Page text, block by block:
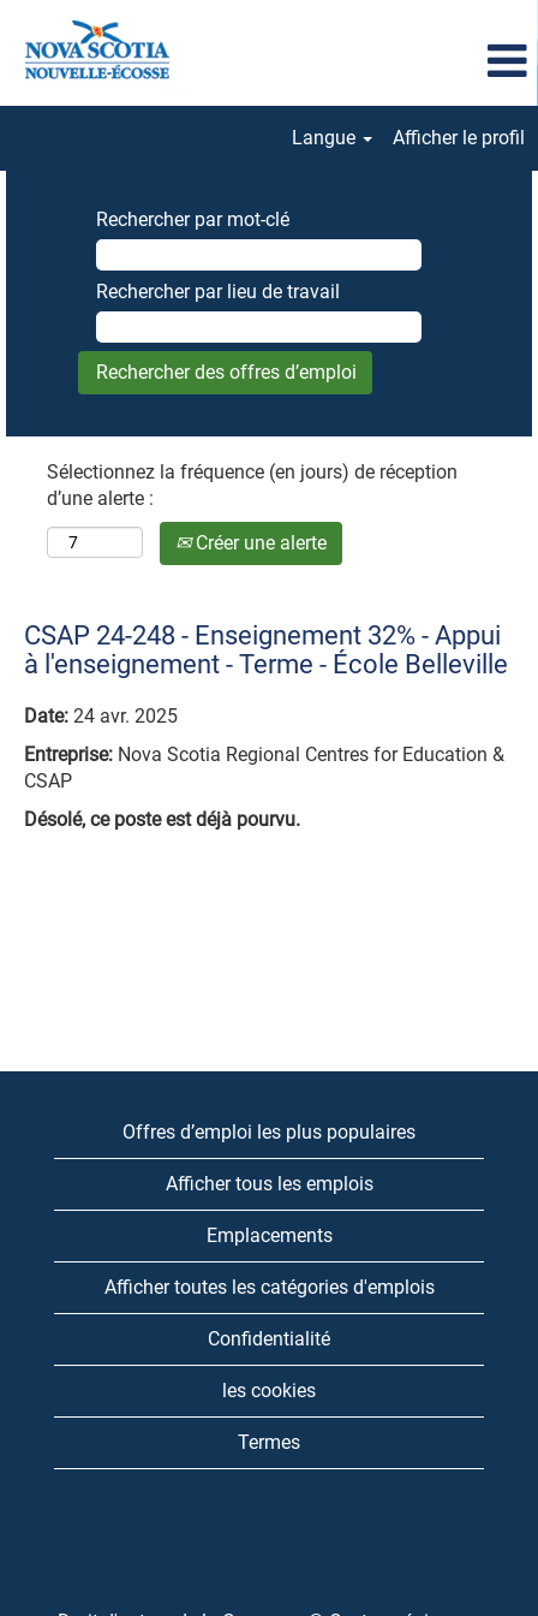
Langue Afficher le profil
Rechercher par mot-clé
Rechercher par lieu de travail
Sélectionnez la fréquence (en jours) de réception
d’une alerte :
Créer une alerte
CSAP 24-248 - Enseignement 32% - Appui
à l'enseignement - Terme - École Belleville
Date: 24 avr. 2025
Entreprise: Nova Scotia Regional Centres for Education &
CSAP
Désolé, ce poste est déjà pourvu.
Offres d’emploi les plus populaires
Afficher tous les emplois
Emplacements
Afficher toutes les catégories d'emplois
Confidentialité
les cookies
Termes